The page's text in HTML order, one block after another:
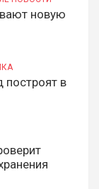
новую
в